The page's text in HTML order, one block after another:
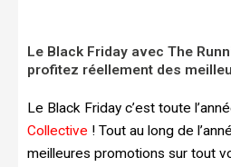
Le Black Friday avec The
profitez réellement des
Le Black Friday c’est toute
Collective ! Tout au long de
meilleures promotions sur tout